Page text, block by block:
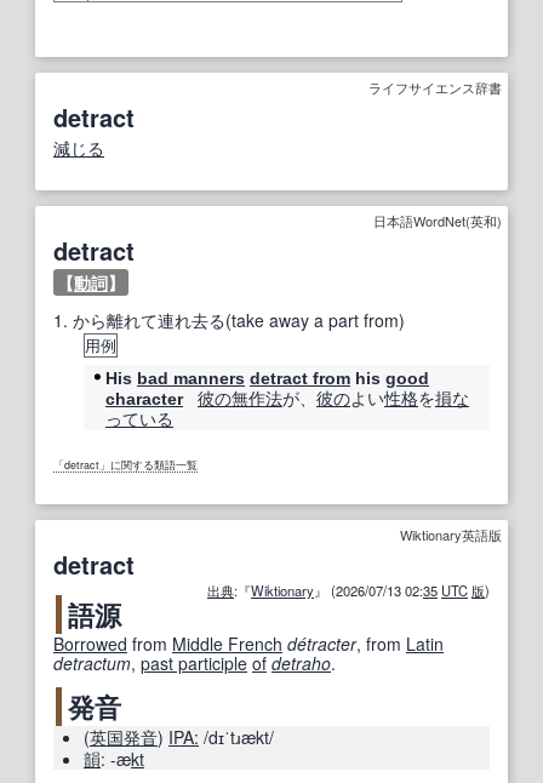
ライフサイエンス辞書
detract
減じる
日本語WordNet(英和)
detract
【動詞】
1. から離れて連れ去る(take away a part from)
用例
His bad manners detract from his good
character
彼の無作法が、 彼のよい性格を損な
っている
「detract」に関する類語一覧
Wiktionary英語版
detract
出典:『Wiktionary』 (2026/07/13 02:35 UTC 版)
語源
Borrowed from Middle French détracter, from Latin
detractum, past participle of detraho.
発音
(英国発音) IPA: /dɪˈtɹækt/
韻: -ækt